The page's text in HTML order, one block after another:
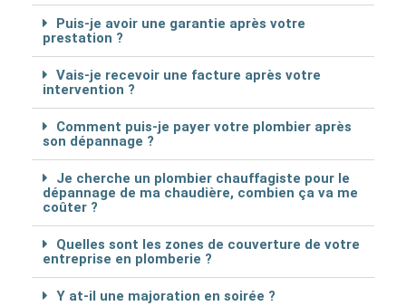
Puis-je avoir une garantie après votre
prestation ?
Vais-je recevoir une facture après votre
intervention ?
Comment puis-je payer votre plombier après
son dépannage ?
Je cherche un plombier chauffagiste pour le
dépannage de ma chaudière, combien ça va me
coûter ?
Quelles sont les zones de couverture de votre
entreprise en plomberie ?
Y at-il une majoration en soirée ?